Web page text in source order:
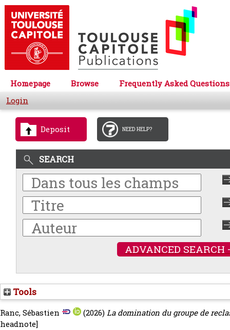
Homepage Browse
Frequently Asked Questions
Login
Deposit NEED HELP?
SEARCH
ADVANCED SEARCH
Tools
Ranc, Sébastien (2026)La domination du groupe de
headnote]